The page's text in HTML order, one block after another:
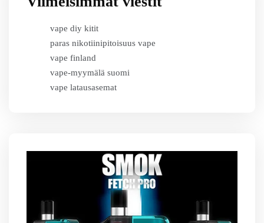
vape diy kitit
paras nikotiinipitoisuus vape
vape finland
vape-myymälä suomi
vape latausasemat